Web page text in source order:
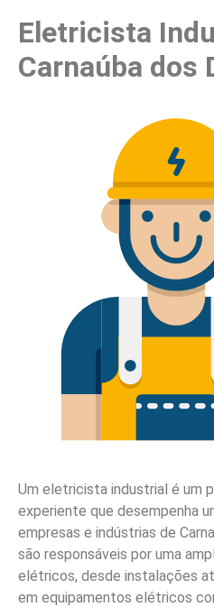
Eletricista
Carnaúba dos
Um eletricista industrial é um
experiente que desempenha
empresas e indústrias de
são responsáveis por uma
elétricos, desde instalações
em equipamentos elétricos